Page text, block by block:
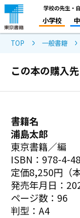
学校の先生・
小学校
TOP 一般書籍
この本の購入先
書籍名
浦島太郎
東京書籍／編
ISBN：978-4-
定価8,250円（
発売年月日：
ページ数：96
判型：A4